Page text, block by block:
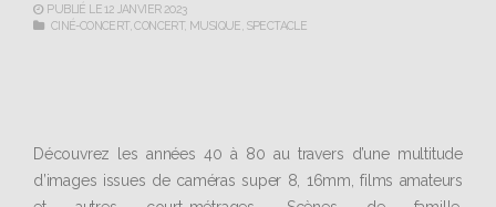
PUBLIÉ LE 12 JANVIER 2023
CINÉ-CONCERT,CONCERT, MUSIQUE SPECTACLE
Découvrez les années 40 à 80 au travers d’une multitude
d’images issues de caméras super 8, 16mm, films amateurs